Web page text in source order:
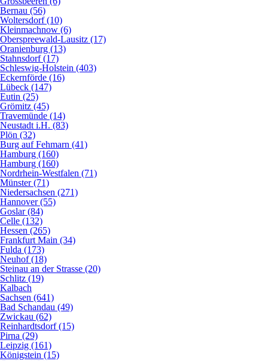
Bernau (56)
Woltersdorf (10)
Kleinmachnow (6)
Oberspreewald-Lausitz (17)
Oranienburg (13)
Stahnsdorf (17)
Schleswig-Holstein (403)
Eckernförde (16)
Lübeck (147)
Eutin (25)
Grömitz (45)
Travemünde (14)
Neustadt i.H. (83)
Plön (32)
Burg auf Fehmarn (41)
Hamburg (160)
Hamburg (160)
Nordrhein-Westfalen (71)
Münster (71)
Niedersachsen (271)
Hannover (55)
Goslar (84)
Celle (132)
Hessen (265)
Frankfurt Main (34)
Fulda (173)
Neuhof (18)
Steinau an der Strasse (20)
Schlitz (19)
Kalbach
Sachsen (641)
Bad Schandau (49)
Zwickau (62)
Reinhardtsdorf (15)
Pirna (29)
Leipzig (161)
Königstein (15)